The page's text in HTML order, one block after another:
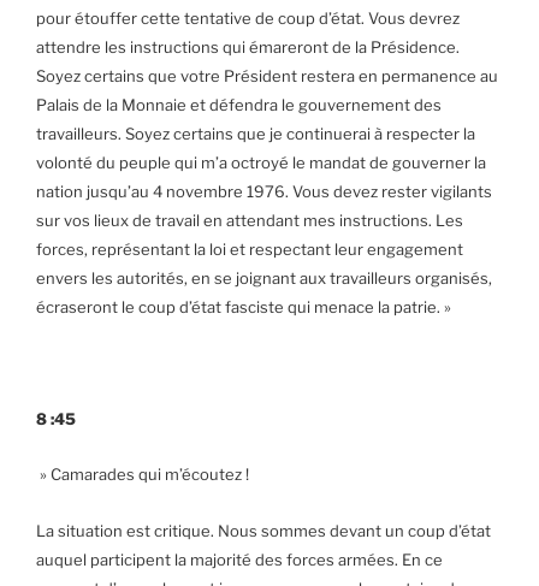
pour étouffer cette tentative de coup d’état. Vous devrez
attendre les instructions qui émareront de la Présidence.
Soyez certains que votre Président restera en permanence au
Palais de la Monnaie et défendra le gouvernement des
travailleurs. Soyez certains que je continuerai à respecter la
volonté du peuple qui m’a octroyé le mandat de gouverner la
nation jusqu’au 4 novembre 1976. Vous devez rester vigilants
sur vos lieux de travail en attendant mes instructions. Les
forces, représentant la loi et respectant leur engagement
envers les autorités, en se joignant aux travailleurs organisés,
écraseront le coup d’état fasciste qui menace la patrie. »
8 :45
» Camarades qui m’écoutez !
La situation est critique. Nous sommes devant un coup d’état
auquel participent la majorité des forces armées. En ce